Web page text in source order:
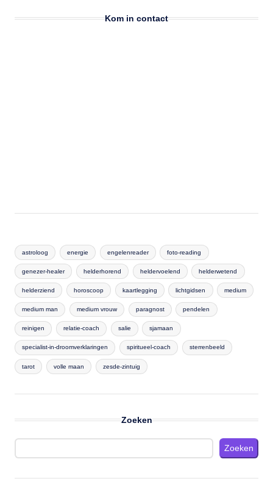
Kom in contact
astroloog energie engelenreader foto-reading
genezer-healer helderhorend heldervoelend helderwetend
helderziend horoscoop kaartlegging lichtgidsen medium
medium man medium vrouw paragnost pendelen
reinigen relatie-coach salie sjamaan
specialist-in-droomverklaringen spiritueel-coach sterrenbeeld
tarot volle maan zesde-zintuig
Zoeken
Zoeken